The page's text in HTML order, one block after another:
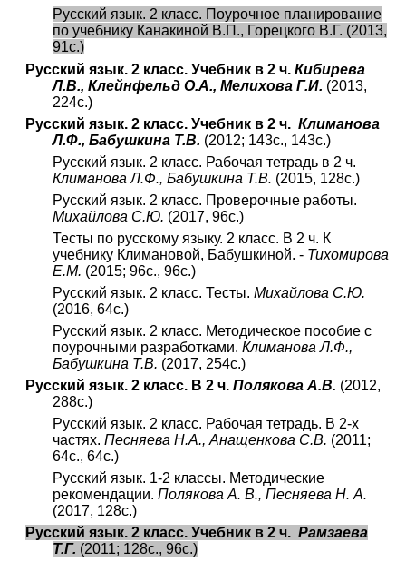
Русский язык. 2 класс. Поурочное планирование
по учебнику Канакиной В.П., Горецкого В.Г. (2013,
91с.)
Русский язык. 2 класс. Учебник в 2 ч. Кибирева
Л.В., Клейнфельд О.А., Мелихова Г.И. (2013,
224с.)
Русский язык. 2 класс. Учебник в 2 ч. Климанова
Л.Ф., Бабушкина Т.В. (2012; 143с., 143с.)
Русский язык. 2 класс. Рабочая тетрадь в 2 ч.
Климанова Л.Ф., Бабушкина Т.В. (2015, 128с.)
Русский язык. 2 класс. Проверочные работы.
Михайлова С.Ю. (2017, 96с.)
Тесты по русскому языку. 2 класс. В 2 ч. К
учебнику Климановой, Бабушкиной. - Тихомирова
Е.М. (2015; 96с., 96с.)
Русский язык. 2 класс. Тесты. Михайлова С.Ю.
(2016, 64с.)
Русский язык. 2 класс. Методическое пособие с
поурочными разработками. Климанова Л.Ф.,
Бабушкина Т.В. (2017, 254с.)
Русский язык. 2 класс. В 2 ч. Полякова А.В. (2012,
288с.)
Русский язык. 2 класс. Рабочая тетрадь. В 2-х
частях. Песняева Н.А., Анащенкова С.В. (2011;
64с., 64с.)
Русский язык. 1-2 классы. Методические
рекомендации. Полякова А. В., Песняева Н. А.
(2017, 128с.)
Русский язык. 2 класс. Учебник в 2 ч. Рамзаева
Т.Г. (2011; 128с., 96с.)